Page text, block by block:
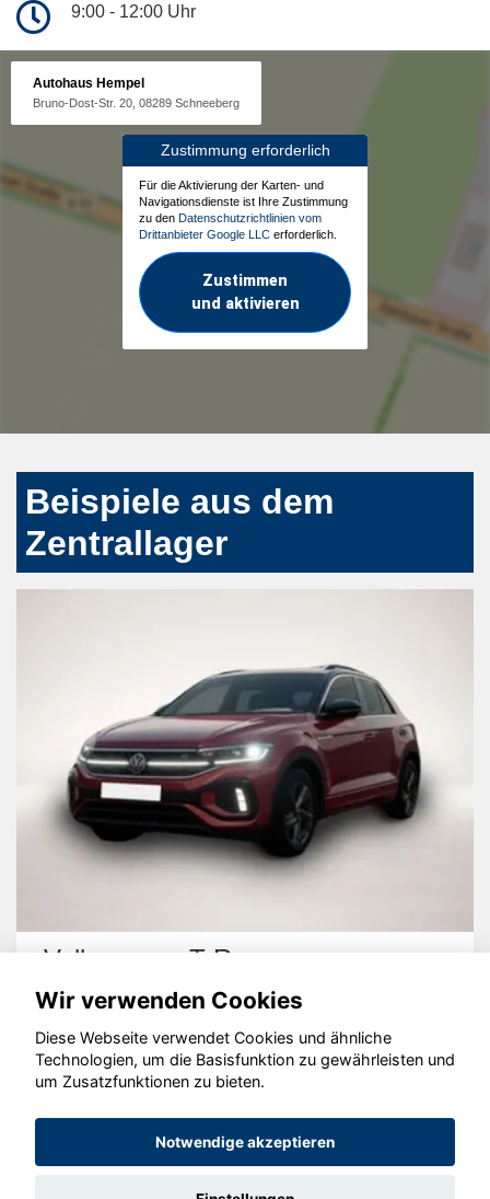
9:00 - 12:00 Uhr
Autohaus Hempel
Bruno-Dost-Str. 20, 08289 Schneeberg
Zustimmung erforderlich
Für die Aktivierung der Karten- und
Navigationsdienste ist Ihre Zustimmung
zu den Datenschutzrichtlinien vom
Drittanbieter Google LLC erforderlich.
Zustimmen
und aktivieren
Beispiele aus dem
Zentrallager
Volkswagen T-Roc
© konjunkturmotor.de GmbH 2020 - 2026
Wir verwenden Cookies
Diese Webseite verwendet Cookies und ähnliche
Technologien, um die Basisfunktion zu gewährleisten und
um Zusatzfunktionen zu bieten.
Notwendige akzeptieren